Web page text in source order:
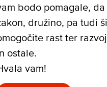
bodo pomagale,
družino, pa tudi
rast ter
ostale.
vam!